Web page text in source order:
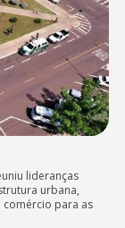
lideranças
urbana,
para as